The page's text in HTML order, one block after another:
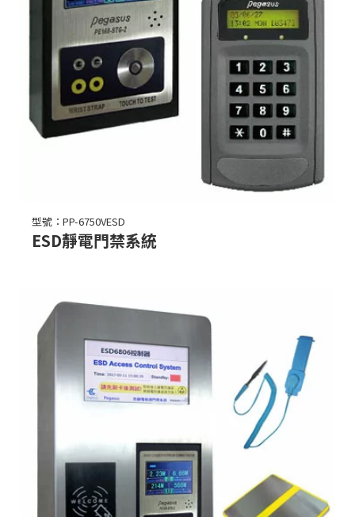
型號：PP-6750VESD
ESD靜電門禁系統